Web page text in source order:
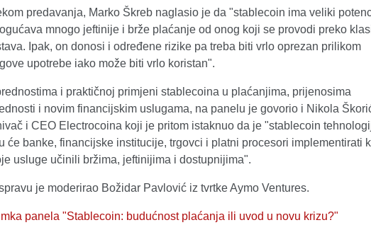
predavanja, Marko Škreb naglasio je da "stablecoin ima veliki
mnogo jeftinije i brže plaćanje od onog koji se provodi preko
Ipak, on donosi i određene rizike pa treba biti vrlo oprezan prilikom
upotrebe iako može biti vrlo koristan".
i praktičnoj primjeni stablecoina u plaćanjima, prijenosima
i novim financijskim uslugama, na panelu je govorio i Nikola
i CEO Electrocoina koji je pritom istaknuo da je "stablecoin
će banke, financijske institucije, trgovci i platni procesori implementirati
usluge učinili bržima, jeftinijima i dostupnijima".
je moderirao Božidar Pavlović iz tvrtke Aymo Ventures.
panela "Stablecoin: budućnost plaćanja ili uvod u novu krizu?"